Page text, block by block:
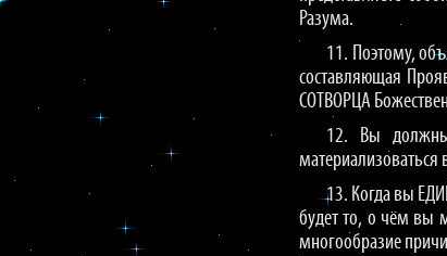
Разума.
11. Поэтому,
составляющая
СОТВОРЦА
12. Вы должны
материализоваться
13. Когда вы
будет то, о чём вы
многообразие